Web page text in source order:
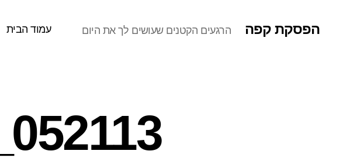
הפסקת קפה הרגעים הקטנים שעושים לך את היום עמוד הבית
052113_0733_1.png